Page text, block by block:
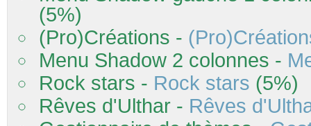
(5%)
(Pro)Créations -
Menu Shadow 2 colonnes -
Rock stars - Rock stars (5%)
Rêves d'Ulthar - Rêves